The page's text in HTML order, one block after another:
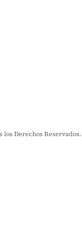
los Derechos